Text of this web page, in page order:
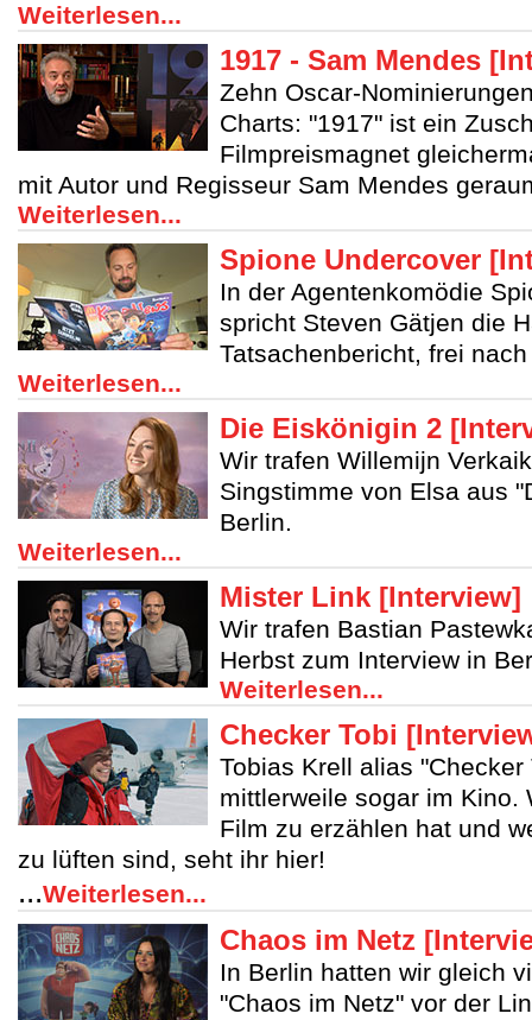
Weiterlesen...
1917 - Sam Mendes
Zehn Oscar-
Charts: "1917" ist ein
Filmpreismagnet
mit Autor und Regisseur Sam Mendes
Weiterlesen...
Spione Undercover
In der Agentenkomödie
spricht Steven Gätjen die
Tatsachenbericht, frei
Weiterlesen...
Die Eiskönigin 2
Wir trafen Willemijn
Singstimme von Elsa aus
Berlin.
Weiterlesen...
Mister Link [Interview]
Wir trafen Bastian
Herbst zum Interview in
Weiterlesen...
Checker Tobi
Tobias Krell alias "Checker
mittlerweile sogar im Kino.
Film zu erzählen hat und
zu lüften sind, seht ihr hier!
...Weiterlesen...
Chaos im Netz
In Berlin hatten wir gleich
"Chaos im Netz" vor der